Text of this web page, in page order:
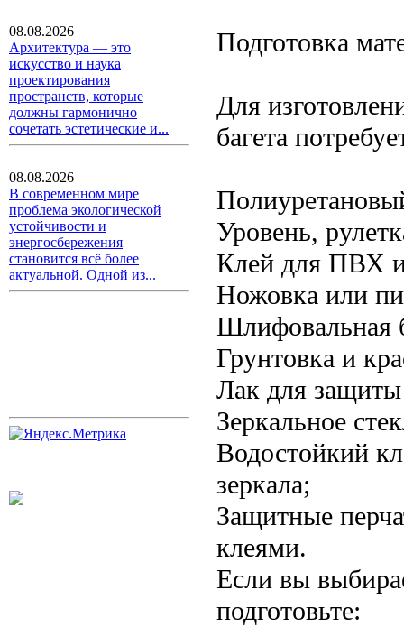
08.08.2026
Архитектура — это
искусство и наука
проектирования
пространств, которые
должны гармонично
сочетать эстетические и...
08.08.2026
В современном мире
проблема экологической
устойчивости и
энергосбережения
становится всё более
актуальной. Одной из...
Подготовка
Для
багета
Уровень,
Клей для ПВХ
Ножовка или
Шлифовальная
Грунтовка и
Лак для
Зеркальное
Водостойкий
зеркала;
Защитные
клеями.
Если вы
подготовьте: